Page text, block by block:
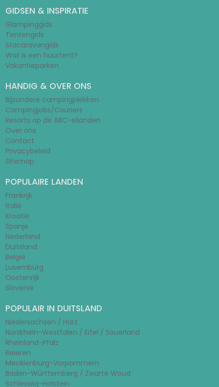
GIDSEN & INSPIRATIE
Glampinggids
Tentengids
Stacaravangids
Wat is een huurtent?
Vakantieparken
HANDIG & OVER ONS
Bijzondere campingplekken
Campingjobs/Couriers
Resorts op de ABC-eilanden
Over ons
Contact
Privacybeleid
Sitemap
POPULAIRE LANDEN
Frankrijk
Italië
Kroatië
Spanje
Nederland
Duitsland
België
Luxemburg
Oostenrijk
Slovenië
POPULAIR IN DUITSLAND
Niedersachsen / Harz
Nordrhein-Westfalen / Eifel / Sauerland
Rheinland-Pfalz
Beieren
Mecklenburg-Vorpommern
Baden-Württemberg / Zwarte Woud
Schleswig-Holstein